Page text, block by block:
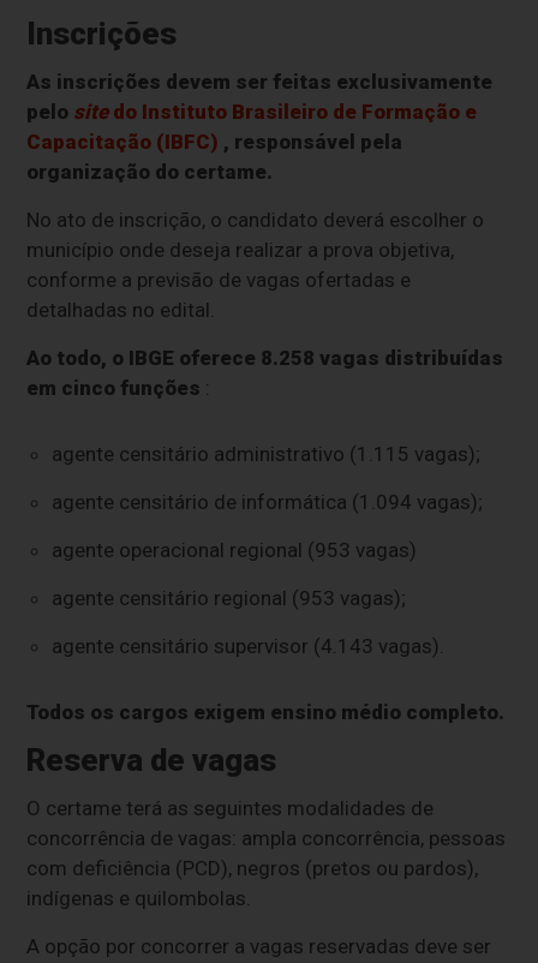
Inscrições
As inscrições devem ser feitas exclusivamente
pelo sitedo Instituto Brasileiro de Formação e
Capacitação (IBFC) , responsável pela
organização do certame.
No ato de inscrição, o candidato deverá escolher o
município onde deseja realizar a prova objetiva,
conforme a previsão de vagas ofertadas e
detalhadas no edital.
Ao todo, o IBGE oferece 8.258 vagas distribuídas
em cinco funções :
agente censitário administrativo (1.115 vagas);
agente censitário de informática (1.094 vagas);
agente operacional regional (953 vagas)
agente censitário regional (953 vagas);
agente censitário supervisor (4.143 vagas).
Todos os cargos exigem ensino médio completo.
Reserva de vagas
O certame terá as seguintes modalidades de
concorrência de vagas: ampla concorrência, pessoas
com deficiência (PCD), negros (pretos ou pardos),
indígenas e quilombolas.
A opção por concorrer a vagas reservadas deve ser